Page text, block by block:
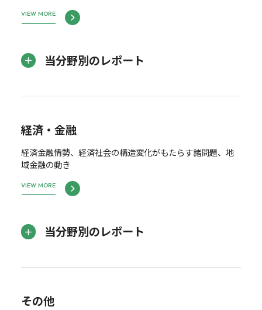
VIEW MORE
当分野別のレポート
経済・金融
経済金融情勢、経済社会の構造変化がもたらす諸問題、地
域金融の動き
VIEW MORE
当分野別のレポート
その他